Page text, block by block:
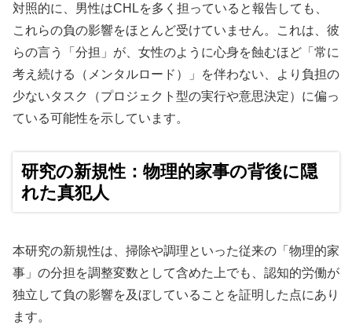
対照的に、男性はCHLを多く担っていると報告しても、
これらの負の影響をほとんど受けていません。これは、彼
らの言う「分担」が、女性のように心身を蝕むほど「常に
考え続ける（メンタルロード）」を伴わない、より負担の
少ないタスク（プロジェクト型の実行や意思決定）に偏っ
ている可能性を示しています。
研究の新規性：物理的家事の背後に隠
れた真犯人
本研究の新規性は、掃除や調理といった従来の「物理的家
事」の分担を調整変数として含めた上でも、認知的労働が
独立して負の影響を及ぼしていることを証明した点にあり
ます。